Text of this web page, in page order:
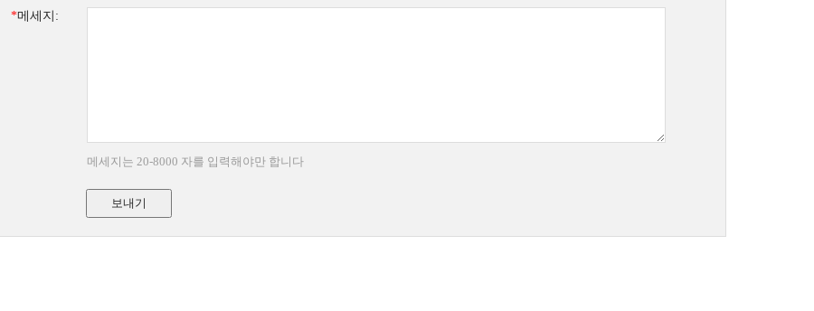
*메세지:
메세지는 20-8000 자를 입력해야만 합니다
보내기